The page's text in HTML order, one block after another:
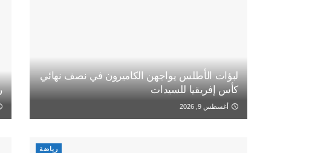
لبؤات الأطلس يواجهن الكاميرون في نصف نهائي
كأس إفريقيا للسيدات
أغسطس 9, 2026
رياضة